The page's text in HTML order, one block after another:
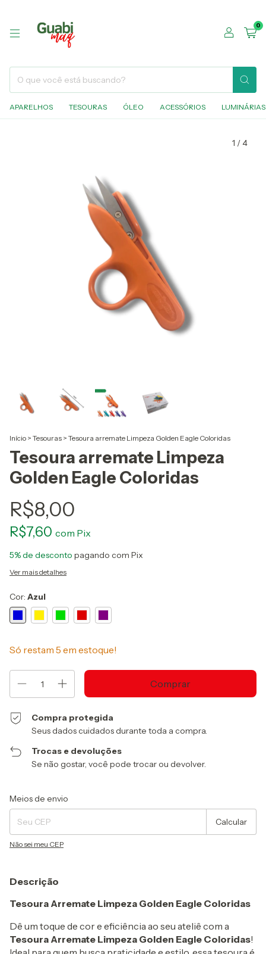
0
APARELHOS TESOURAS ÓLEO ACESSÓRIOS LUMINÁRIAS
1 /4
Início > Tesouras > Tesoura arremate Limpeza Golden Eagle Coloridas
Tesoura arremate Limpeza
Golden Eagle Coloridas
R$8,00
R$7,60 com Pix
5% de desconto pagando com Pix
Ver mais detalhes
Cor: Azul
Só restam 5 em estoque!
Compra protegida
Seus dados cuidados durante toda a compra.
Trocas e devoluções
Se não gostar, você pode trocar ou devolver.
Entregas para o CEP:
Meios de envio
Calcular
Não sei meu CEP
Descrição
Tesoura Arremate Limpeza Golden Eagle Coloridas
Dê um toque de cor e eficiência ao seu ateliê com a
Tesoura Arremate Limpeza Golden Eagle Coloridas!